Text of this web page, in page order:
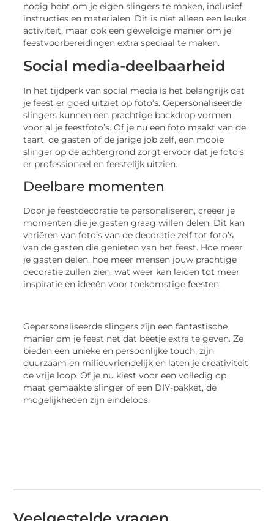
nodig hebt om je eigen slingers te maken, inclusief
instructies en materialen. Dit is niet alleen een leuke
activiteit, maar ook een geweldige manier om je
feestvoorbereidingen extra speciaal te maken.
Social media-deelbaarheid
In het tijdperk van social media is het belangrijk dat
je feest er goed uitziet op foto’s. Gepersonaliseerde
slingers kunnen een prachtige backdrop vormen
voor al je feestfoto’s. Of je nu een foto maakt van de
taart, de gasten of de jarige job zelf, een mooie
slinger op de achtergrond zorgt ervoor dat je foto’s
er professioneel en feestelijk uitzien.
Deelbare momenten
Door je feestdecoratie te personaliseren, creëer je
momenten die je gasten graag willen delen. Dit kan
variëren van foto’s van de decoratie zelf tot foto’s
van de gasten die genieten van het feest. Hoe meer
je gasten delen, hoe meer mensen jouw prachtige
decoratie zullen zien, wat weer kan leiden tot meer
inspiratie en ideeën voor toekomstige feesten.
Gepersonaliseerde slingers zijn een fantastische
manier om je feest net dat beetje extra te geven. Ze
bieden een unieke en persoonlijke touch, zijn
duurzaam en milieuvriendelijk en laten je creativiteit
de vrije loop. Of je nu kiest voor een volledig op
maat gemaakte slinger of een DIY-pakket, de
mogelijkheden zijn eindeloos.